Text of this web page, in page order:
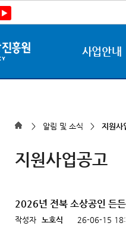
사업안내
> 알림 및 소식 > 지원사
지원사업공고
2026년 전북 소상공인 든든
작성자 노호식 26-06-15